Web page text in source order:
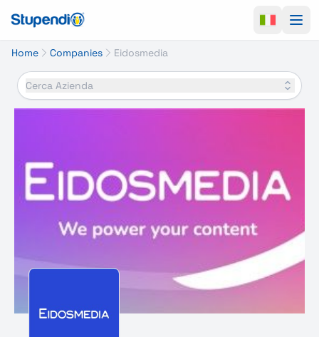
Home Companies Eidosmedia
Cerca Azienda